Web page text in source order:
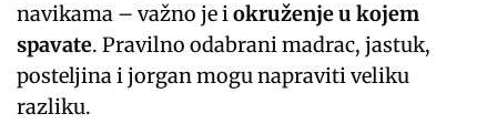
navikama – važno je iokruženje u kojem
spavate. Pravilno odabrani madrac, jastuk,
posteljina i jorgan mogu napraviti veliku
razliku.